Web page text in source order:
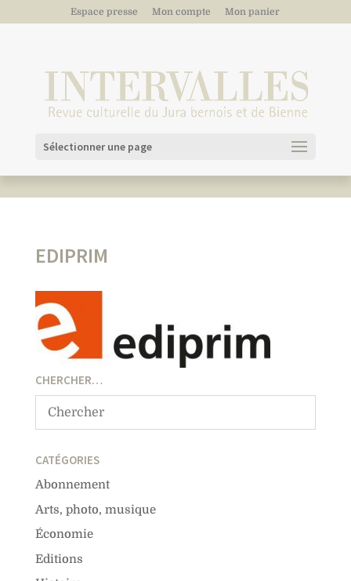
Espace presse Mon compte Mon panier
Sélectionner une page
EDIPRIM
CHERCHER…
CATÉGORIES
Abonnement
Arts, photo, musique
Économie
Editions